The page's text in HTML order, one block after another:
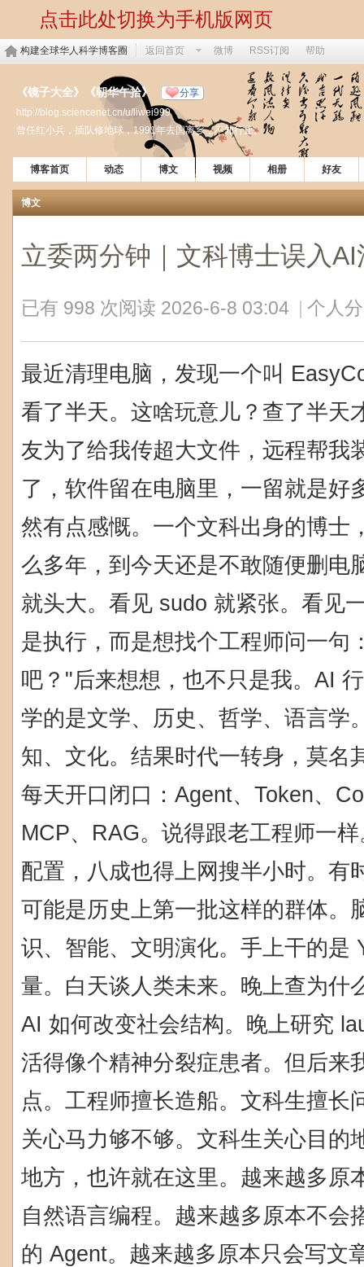
点击此处切换为手机版网页
构建全球华人科学博客圈 返回首页 微博 RSS订阅 帮助
《镜子大全》《朝华午拾》 分享
http://blog.sciencenet.cn/u/liwei999
曾任红小兵，插队修地球，1991年去国离乡，不知行止。
博客首页 动态 博文 视频 相册 好友
博文
立委两分钟｜文科博士误入AI
已有 998 次阅读 2026-6-8 03:04 个人
最近清理电脑，发现一个叫
看了半天。这啥玩意儿？查了半天
友为了给我传超大文件，远程帮我
了，软件留在电脑里，一留就是好
然有点感慨。一个文科出身的博士
么多年，到今天还是不敢随便删电
就头大。看见 sudo 就紧张。看见
是执行，而是想找个工程师问一句
吧？"后来想想，也不只是我。AI
学的是文学、历史、哲学、语言学
知、文化。结果时代一转身，莫名
每天开口闭口：Agent、Token、
MCP、RAG。说得跟老工程师一
配置，八成也得上网搜半小时。有
可能是历史上第一批这样的群体。
识、智能、文明演化。手上干的是
量。白天谈人类未来。晚上查为什
AI 如何改变社会结构。晚上研究
活得像个精神分裂症患者。但后来
点。工程师擅长造船。文科生擅长
关心马力够不够。文科生关心目的
地方，也许就在这里。越来越多原
自然语言编程。越来越多原本不会
的 Agent。越来越多原本只会写文